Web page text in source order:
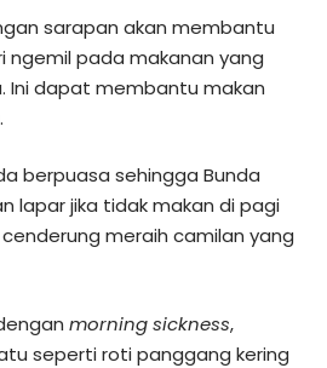
sarapan akan membantu
ngemil pada makanan yang
Ini dapat membantu makan
berpuasa sehingga Bunda
lapar jika tidak makan di pagi
cenderung meraih camilan yang
morning sickness,
seperti roti panggang kering